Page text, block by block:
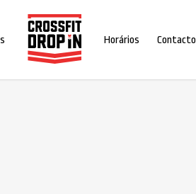
Horários Contacto